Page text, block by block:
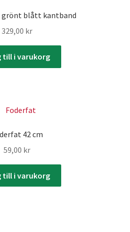
grönt blått kantband
329,00 kr
till i varukorg
42 cm
59,00 kr
till i varukorg